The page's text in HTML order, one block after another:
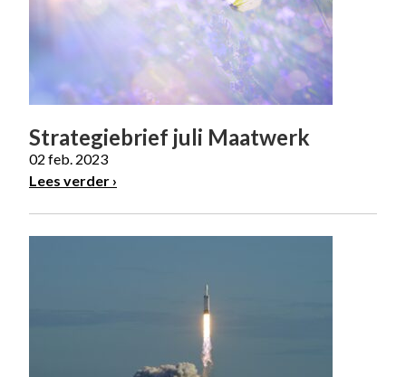
Strategiebrief juli Maatwerk
02 feb. 2023
Lees verder